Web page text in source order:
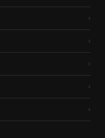
›
›
›
›
›